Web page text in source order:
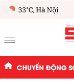
33°C,Hà Nội
CHUYỂN ĐỘNG